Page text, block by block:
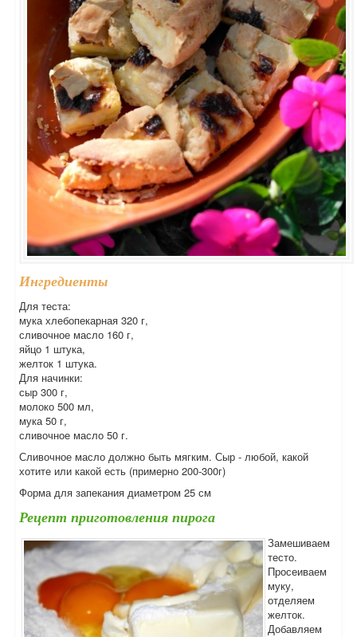
Ингредиенты
Для теста:
мука хлебопекарная 320 г,
сливочное масло 160 г,
яйцо 1 штука,
желток 1 штука.
Для начинки:
сыр 300 г,
молоко 500 мл,
мука 50 г,
сливочное масло 50 г.
Сливочное масло должно быть мягким. Сыр - любой, какой
хотите или какой есть (примерно 200-300г)
Форма для запекания диаметром 25 см
Рецепт приготовления пирога
Замешиваем
тесто.
Просеиваем
муку,
отделяем
желток.
Добавляем